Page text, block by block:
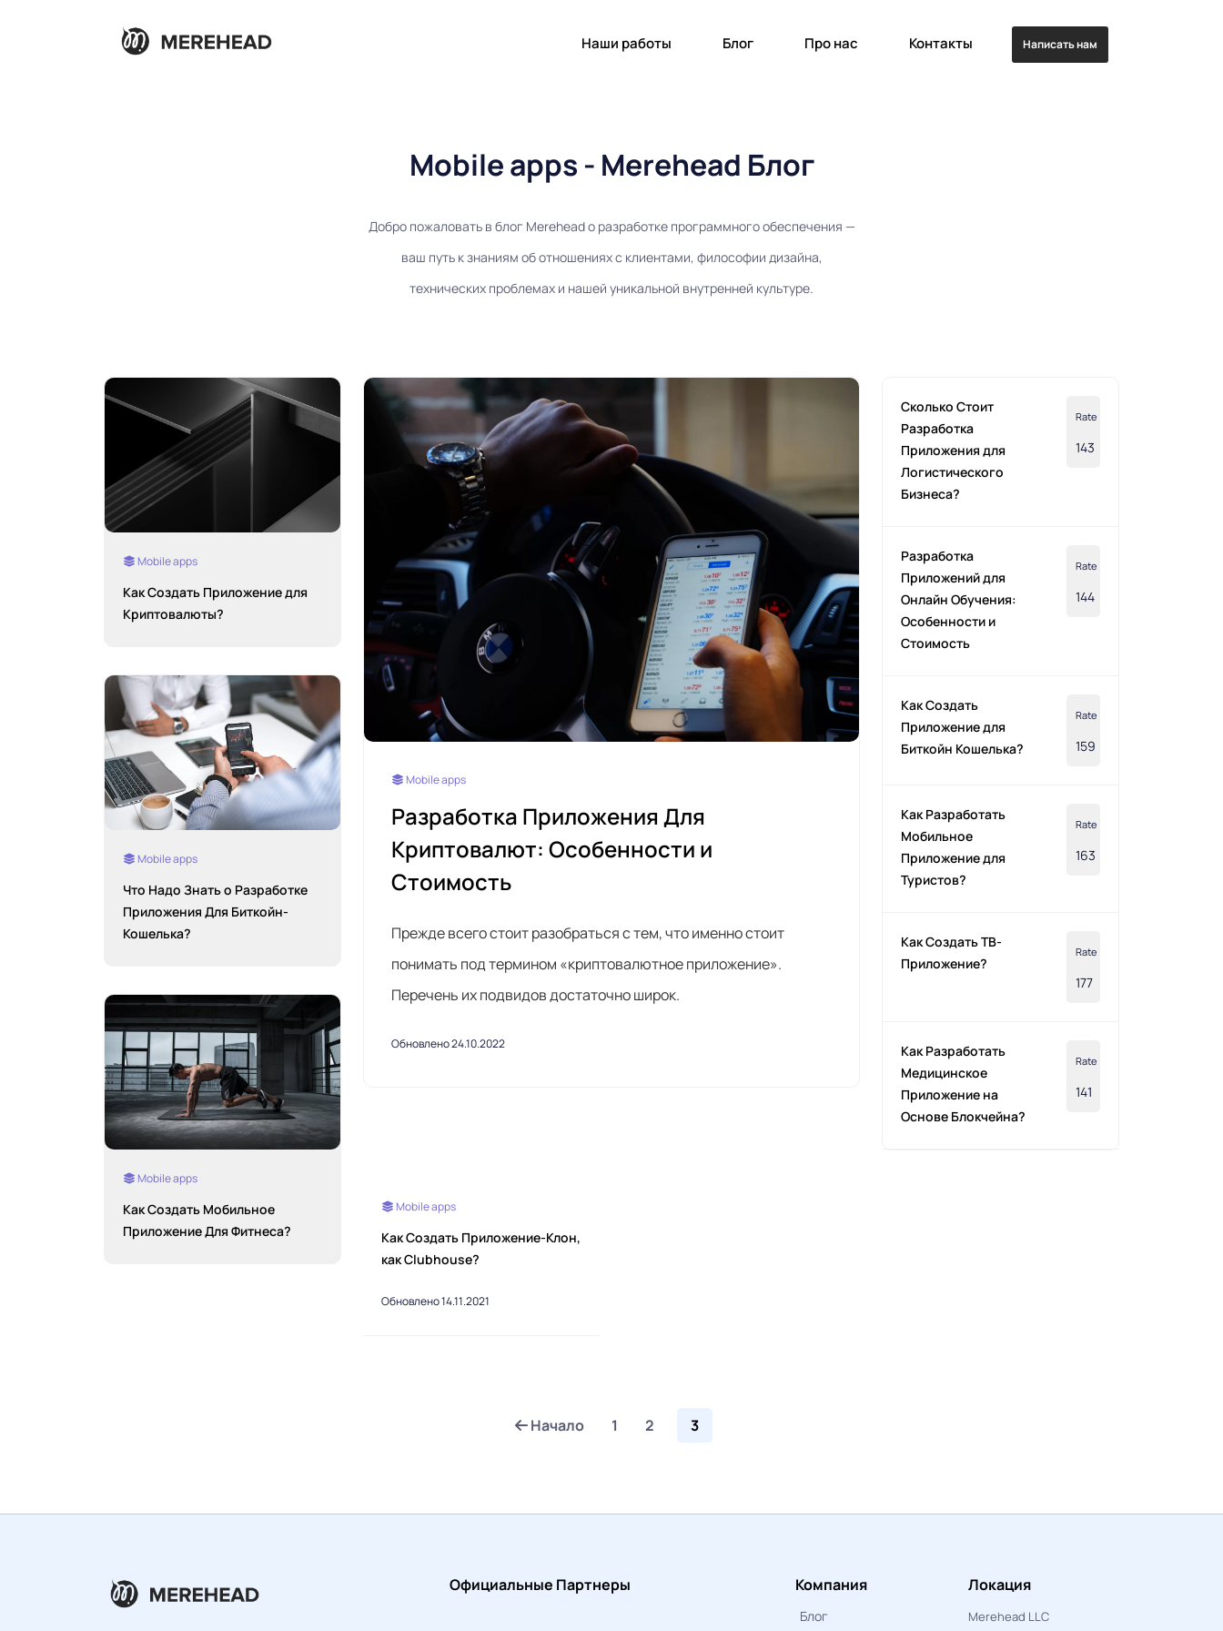
Наши работы Блог Про нас Контакты Написать нам
Mobile apps - Merehead Блог
Добро пожаловать в блог Merehead о разработке программного обеспечения —
ваш путь к знаниям об отношениях с клиентами, философии дизайна,
технических проблемах и нашей уникальной внутренней культуре.
Mobile apps
Как Создать Приложение для
Криптовалюты?
Mobile apps
Что Надо Знать о Разработке
Приложения Для Биткойн-
Кошелька?
Mobile apps
Как Создать Мобильное
Приложение Для Фитнеса?
Mobile apps
Разработка Приложения Для
Криптовалют: Особенности и
Стоимость
Прежде всего стоит разобраться с тем, что именно стоит
понимать под термином «криптовалютное приложение».
Перечень их подвидов достаточно широк.
Обновлено 24.10.2022
Сколько Стоит
Разработка
Приложения для
Логистического
Бизнеса?
Rate
143
Разработка
Приложений для
Онлайн Обучения:
Особенности и
Стоимость
Rate
144
Как Создать
Приложение для
Биткойн Кошелька?
Rate
159
Как Разработать
Мобильное
Приложение для
Туристов?
Rate
163
Как Создать ТВ-
Приложение?
Rate
177
Как Разработать
Медицинское
Приложение на
Основе Блокчейна?
Rate
141
Mobile apps
Как Создать Приложение-Клон,
как Clubhouse?
Обновлено 14.11.2021
Начало 1 2 3
Официальные Партнеры Компания
Блог
Локация
Merehead LLC